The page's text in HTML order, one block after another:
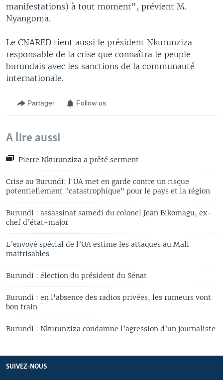
manifestations) à tout moment", prévient M.
Nyangoma.
Le CNARED tient aussi le président Nkurunziza
responsable de la crise que connaîtra le peuple
burundais avec les sanctions de la communauté
internationale.
Partager Follow us
A lire aussi
Pierre Nkurunziza a prêté serment
Crise au Burundi: l'UA met en garde contre un risque
potentiellement "catastrophique" pour le pays et la région
Burundi : assassinat samedi du colonel Jean Bikomagu, ex-
chef d’état-major
L’envoyé spécial de l’UA estime les attaques au Mali
maitrisables
Burundi : élection du président du Sénat
Burundi : en l'absence des radios privées, les rumeurs vont
bon train
Burundi : Nkurunziza condamne l’agression d’un journaliste
SUIVEZ-NOUS